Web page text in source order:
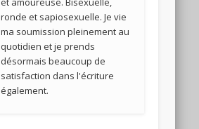
ronde et sapiosexuelle. Je vie
ma soumission pleinement au
quotidien et je prends
désormais beaucoup de
satisfaction dans l'écriture
également.